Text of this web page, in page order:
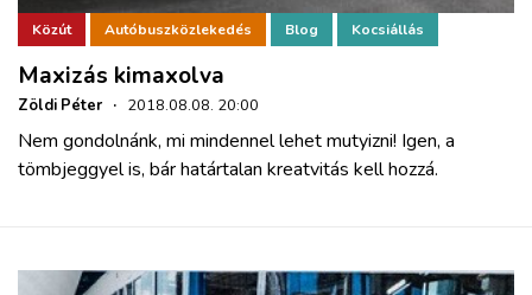
Közút Autóbuszközlekedés Blog Kocsiállás
Maxizás kimaxolva
Zöldi Péter · 2018.08.08. 20:00
Nem gondolnánk, mi mindennel lehet mutyizni! Igen, a
tömbjeggyel is, bár határtalan kreatvitás kell hozzá.